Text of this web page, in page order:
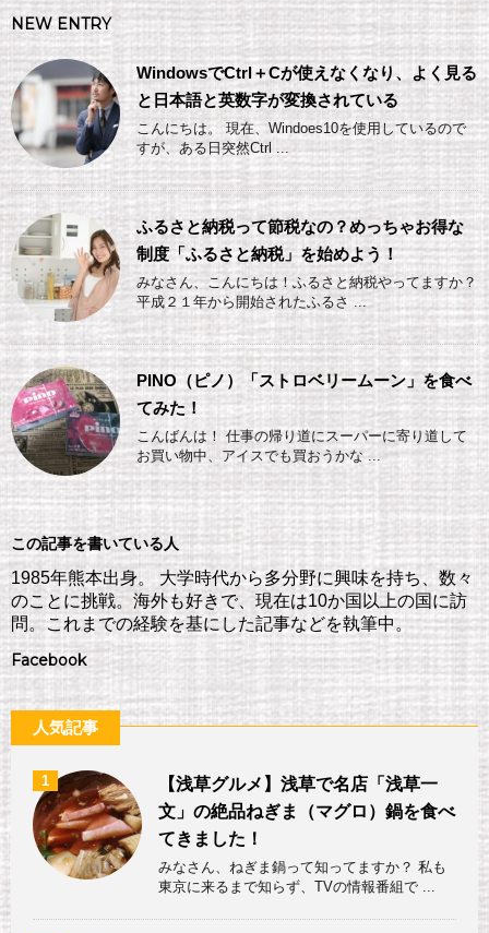
NEW ENTRY
WindowsでCtrl＋Cが使えなくなり、よく見る
と日本語と英数字が変換されている
こんにちは。 現在、Windoes10を使用しているので
すが、ある日突然Ctrl ...
ふるさと納税って節税なの？めっちゃお得な
制度「ふるさと納税」を始めよう！
みなさん、こんにちは！ふるさと納税やってますか？
平成２１年から開始されたふるさ ...
PINO（ピノ）「ストロベリームーン」を食べ
てみた！
こんばんは！ 仕事の帰り道にスーパーに寄り道して
お買い物中、アイスでも買おうかな ...
この記事を書いている人
1985年熊本出身。 大学時代から多分野に興味を持ち、数々
のことに挑戦。海外も好きで、現在は10か国以上の国に訪
問。これまでの経験を基にした記事などを執筆中。
Facebook
人気記事
1
【浅草グルメ】浅草で名店「浅草一
文」の絶品ねぎま（マグロ）鍋を食べ
てきました！
みなさん、ねぎま鍋って知ってますか？ 私も
東京に来るまで知らず、TVの情報番組で ...